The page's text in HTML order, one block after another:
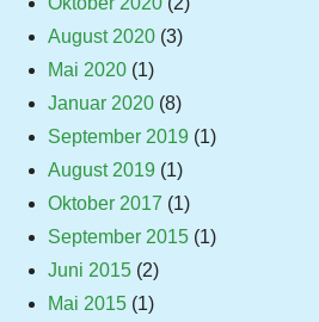
August 2020 (3)
Mai 2020 (1)
Januar 2020 (8)
September 2019 (1)
August 2019 (1)
Oktober 2017 (1)
September 2015 (1)
Juni 2015 (2)
Mai 2015 (1)